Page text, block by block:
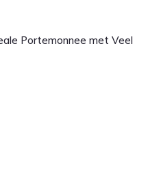
Portemonnee met Veel